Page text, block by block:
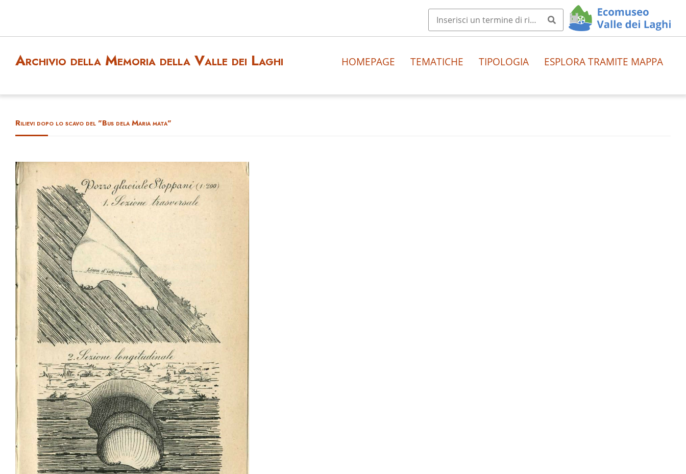
Archivio della Memoria della Valle dei Laghi HOMEPAGE TEMATICHE TIPOLOGIA ESPLORA TRAMITE MAPPA
Rilievi dopo lo scavo del "Bus dela Maria mata"